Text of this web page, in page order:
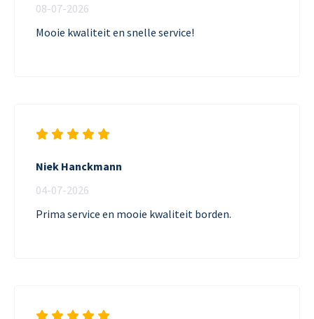
08-07-2026
Mooie kwaliteit en snelle service!
Niek Hanckmann
04-07-2026
Prima service en mooie kwaliteit borden.